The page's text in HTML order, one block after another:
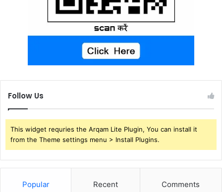
Follow Us
This widget requries the Arqam Lite Plugin, You can install it
from the Theme settings menu > Install Plugins.
Popular Recent Comments